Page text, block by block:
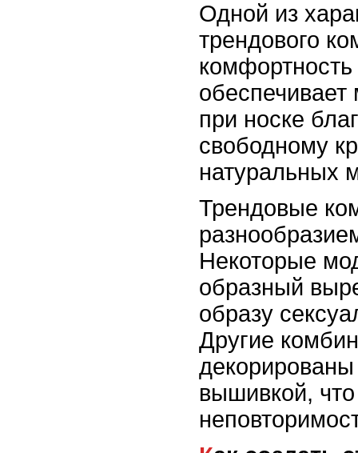
Одной из
трендового
при носке
свободному
натуральных
Трендовые
Некоторые
образный
образу
Другие
вышивкой,